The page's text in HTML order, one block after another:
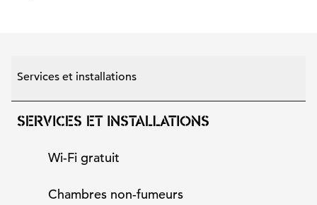
Services et installations
SERVICES ET INSTALLATIONS
Wi-Fi gratuit
Chambres non-fumeurs